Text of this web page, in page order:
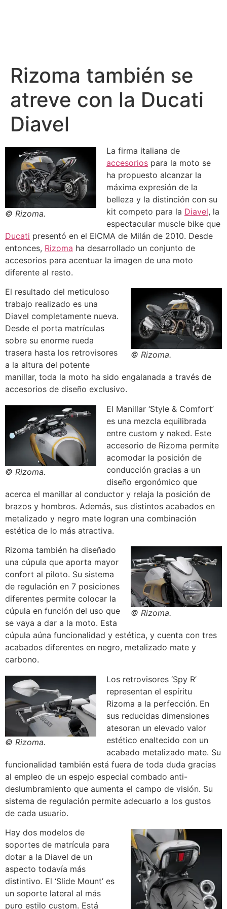
Rizoma también se
atreve con la Ducati
Diavel
© Rizoma.
La firma italiana de
accesorios para la moto se
ha propuesto alcanzar la
máxima expresión de la
belleza y la distinción con su
kit competo para la Diavel, la
espectacular muscle bike que
Ducati presentó en el EICMA de Milán de 2010. Desde
entonces, Rizoma ha desarrollado un conjunto de
accesorios para acentuar la imagen de una moto
diferente al resto.
© Rizoma.
El resultado del meticuloso
trabajo realizado es una
Diavel completamente nueva.
Desde el porta matrículas
sobre su enorme rueda
trasera hasta los retrovisores
a la altura del potente
manillar, toda la moto ha sido engalanada a través de
accesorios de diseño exclusivo.
© Rizoma.
El Manillar ‘Style & Comfort’
es una mezcla equilibrada
entre custom y naked. Este
accesorio de Rizoma permite
acomodar la posición de
conducción gracias a un
diseño ergonómico que
acerca el manillar al conductor y relaja la posición de
brazos y hombros. Además, sus distintos acabados en
metalizado y negro mate logran una combinación
estética de lo más atractiva.
© Rizoma.
Rizoma también ha diseñado
una cúpula que aporta mayor
confort al piloto. Su sistema
de regulación en 7 posiciones
diferentes permite colocar la
cúpula en función del uso que
se vaya a dar a la moto. Esta
cúpula aúna funcionalidad y estética, y cuenta con tres
acabados diferentes en negro, metalizado mate y
carbono.
© Rizoma.
Los retrovisores ‘Spy R’
representan el espíritu
Rizoma a la perfección. En
sus reducidas dimensiones
atesoran un elevado valor
estético enaltecido con un
acabado metalizado mate. Su
funcionalidad también está fuera de toda duda gracias
al empleo de un espejo especial combado anti-
deslumbramiento que aumenta el campo de visión. Su
sistema de regulación permite adecuarlo a los gustos
de cada usuario.
Hay dos modelos de
soportes de matrícula para
dotar a la Diavel de un
aspecto todavía más
distintivo. El ‘Slide Mount’ es
un soporte lateral al más
puro estilo custom. Está